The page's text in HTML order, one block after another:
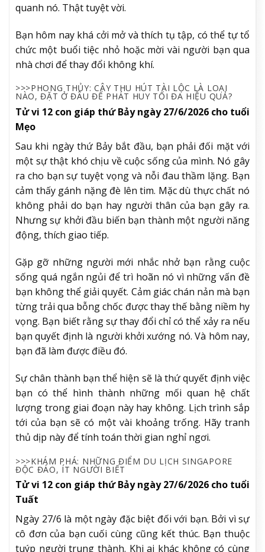
quanh nó. Thật tuyệt vời.
Bạn hôm nay khá cởi mở và thích tụ tập, có thể tự tổ
chức một buổi tiệc nhỏ hoặc mời vài người bạn qua
nhà chơi để thay đổi không khí.
>>>PHONG THỦY: CÂY THU HÚT TÀI LỘC LÀ LOẠI
NÀO, ĐẶT Ở ĐÂU ĐỂ PHÁT HUY TỐI ĐA HIỆU QUẢ?
Tử vi 12 con giáp thứ Bảy ngày 27/6/2026 cho tuổi
Mẹo
Sau khi ngày thứ Bảy bắt đầu, bạn phải đối mặt với
một sự thật khó chịu về cuộc sống của mình. Nó gây
ra cho bạn sự tuyệt vọng và nỗi đau thầm lặng. Bạn
cảm thấy gánh nặng đè lên tim. Mặc dù thực chất nó
không phải do bạn hay người thân của bạn gây ra.
Nhưng sự khởi đầu biến bạn thành một người năng
động, thích giao tiếp.
Gặp gỡ những người mới nhắc nhở bạn rằng cuộc
sống quá ngắn ngủi để trì hoãn nó vì những vấn đề
bạn không thể giải quyết. Cảm giác chán nản mà bạn
từng trải qua bỗng chốc được thay thế bằng niềm hy
vọng. Bạn biết rằng sự thay đổi chỉ có thể xảy ra nếu
bạn quyết định là người khởi xướng nó. Và hôm nay,
bạn đã làm được điều đó.
Sự chân thành bạn thể hiện sẽ là thứ quyết định việc
bạn có thể hình thành những mối quan hệ chất
lượng trong giai đoạn này hay không. Lịch trình sắp
tới của bạn sẽ có một vài khoảng trống. Hãy tranh
thủ dịp này để tính toán thời gian nghỉ ngơi.
>>>KHÁM PHÁ: NHỮNG ĐIỂM DU LỊCH SINGAPORE
ĐỘC ĐÁO, ÍT NGƯỜI BIẾT
Tử vi 12 con giáp thứ Bảy ngày 27/6/2026 cho tuổi
Tuất
Ngày 27/6 là một ngày đặc biệt đối với bạn. Bởi vì sự
cô đơn của bạn cuối cùng cũng kết thúc. Bạn thuộc
tuýp người trung thành. Khi ai khác không có cùng